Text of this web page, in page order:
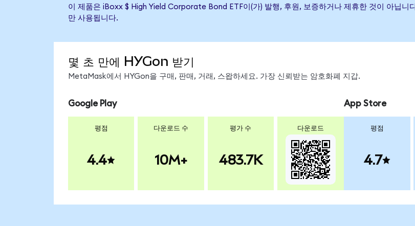
이 제품은 iBoxx $ High Yield Corporate Bond ETF이(가) 발행, 후원, 보증하거나 제휴한 것이 아닙니
만 사용됩니다.
몇 초 만에 HYGon 받기
MetaMask에서 HYGon을 구매, 판매, 거래, 스왑하세요. 가장 신뢰받는 암호화폐 지갑.
Google Play
평점
4.4
다운로드 수
10M+
평가 수
483.7K
다운로드
App Store
평점
4.7